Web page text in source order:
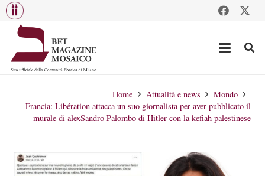
Home Attualità e news
Mondo
Francia: Libération attacca un suo giornalista per aver pubblicato il
murale di alexSandro Palombo di Hitler con la kefiah palestinese